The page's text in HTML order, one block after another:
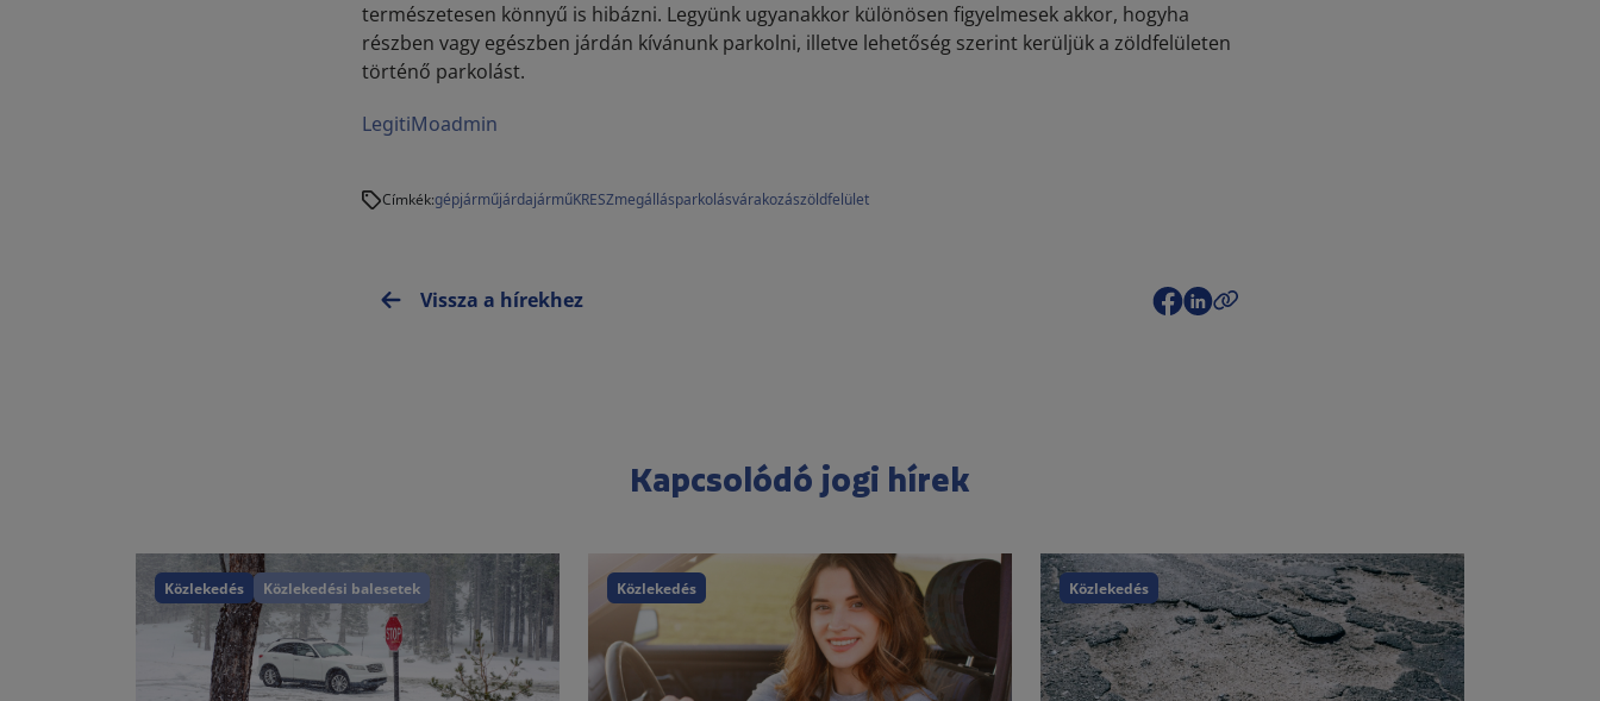
természetesen könnyű is hibázni. Legyünk ugyanakkor különösen figyelmesek akkor, hogyha
részben vagy egészben járdán kívánunk parkolni, illetve lehetőség szerint kerüljük a zöldfelületen
történő parkolást.
LegitiMoadmin
Címkék:gépjárműjárdajárműKRESZmegállásparkolásvárakozászöldfelület
Vissza a hírekhez
Kapcsolódó jogi hírek
Közlekedés Közlekedési balesetek Közlekedés Közlekedés